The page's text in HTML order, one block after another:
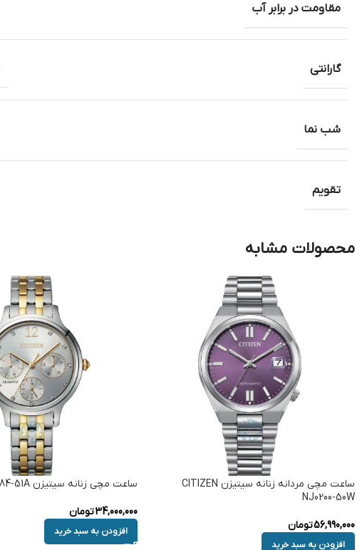
مقاومت در برابر آب
گارانتی
شب نما
تقویم
محصولات مشابه
ساعت مچی مردانه زنانه سیتیزن CITIZEN
NJ0200-50W
56,990,000تومان
افزودن به سبد خرید
ساعت مچی زنانه سیتیزن CITIZEN ED8184-51A
34,000,000تومان
افزودن به سبد خرید